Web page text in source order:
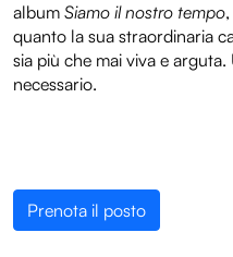
album Siamo il nostro tempo
quanto la sua straordinaria
sia più che mai viva e
necessario.
Prenota il posto